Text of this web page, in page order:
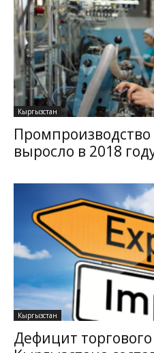
Кыргызстан
Промпроизводство
выросло в 2018
Кыргызстан
Дефицит